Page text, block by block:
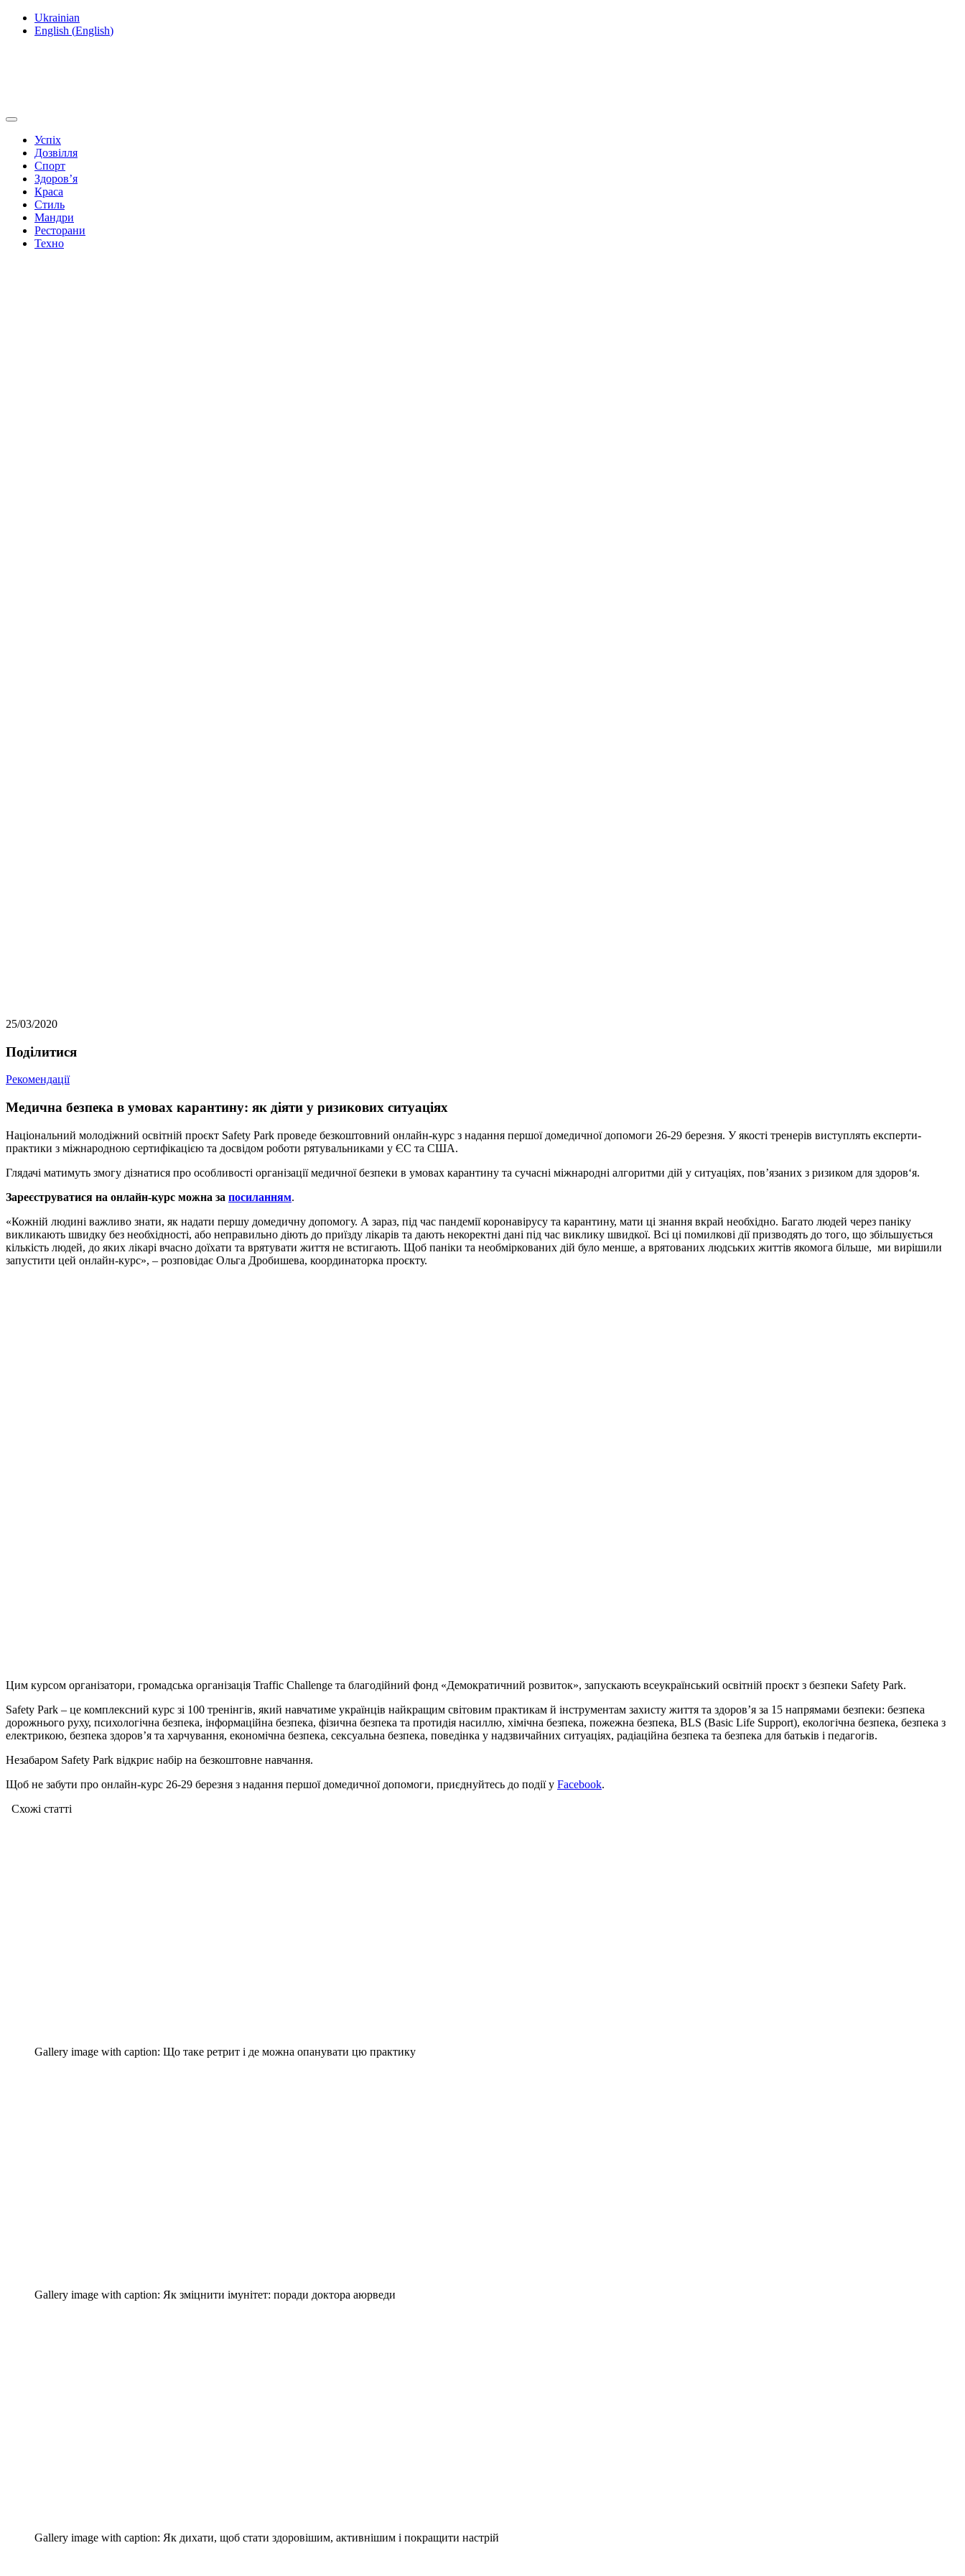
Ukrainian
English (English)
Успіх
Дозвілля
Спорт
Здоров’я
Краса
Стиль
Мандри
Ресторани
Техно
25/03/2020
Подiлитися
Рекомендації
Медична безпека в умовах карантину: як діяти у ризикових ситуаціях
Національний молодіжний освітній проєкт Safety Park проведе безкоштовний онлайн-курс з надання першої домедичної допомоги 26-29 березня. У якості тренерів виступлять експерти-
практики з міжнародною сертифікацією та досвідом роботи рятувальниками у ЄС та США.
Глядачі матимуть змогу дізнатися про особливості організації медичної безпеки в умовах карантину та сучасні міжнародні алгоритми дій у ситуаціях, пов’язаних з ризиком для здоров‘я.
Зареєструватися на онлайн-курс можна за посиланням.
«Кожній людині важливо знати, як надати першу домедичну допомогу. А зараз, під час пандемії коронавірусу та карантину, мати ці знання вкрай необхідно. Багато людей через паніку
викликають швидку без необхідності, або неправильно діють до приїзду лікарів та дають некоректні дані під час виклику швидкої. Всі ці помилкові дії призводять до того, що збільшується
кількість людей, до яких лікарі вчасно доїхати та врятувати життя не встигають. Щоб паніки та необміркованих дій було менше, а врятованих людських життів якомога більше, ми вирішили
запустити цей онлайн-курс», – розповідає Ольга Дробишева, координаторка проєкту.
Цим курсом організатори, громадська організація Traffic Challenge та благодійний фонд «Демократичний розвиток», запускають всеукраїнський освітній проєкт з безпеки Safety Park.
Safety Park – це комплексний курс зі 100 тренінгів, який навчатиме українців найкращим світовим практикам й інструментам захисту життя та здоров’я за 15 напрямами безпеки: безпека
дорожнього руху, психологічна безпека, інформаційна безпека, фізична безпека та протидія насиллю, хімічна безпека, пожежна безпека, BLS (Basic Life Support), екологічна безпека, безпека з
електрикою, безпека здоров’я та харчування, економічна безпека, сексуальна безпека, поведінка у надзвичайних ситуаціях, радіаційна безпека та безпека для батьків і педагогів.
Незабаром Safety Park відкриє набір на безкоштовне навчання.
Щоб не забути про онлайн-курс 26-29 березня з надання першої домедичної допомоги, приєднуйтесь до події у Facebook.
Схожі статтi
Gallery image with caption: Що таке ретрит і де можна опанувати цю практику
Gallery image with caption: Як зміцнити імунітет: поради доктора аюрведи
Gallery image with caption: Як дихати, щоб стати здоровішим, активнішим і покращити настрій